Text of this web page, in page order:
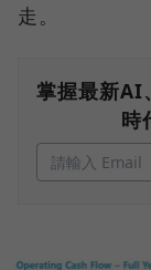
走。
掌握最新AI
時